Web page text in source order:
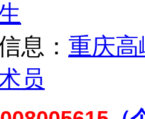
息： 重庆
员